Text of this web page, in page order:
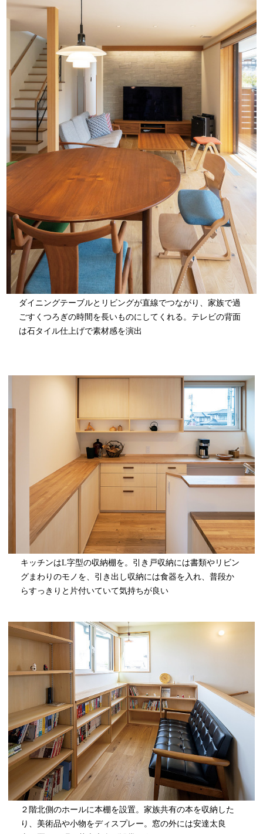
ダイニングテーブルとリビングが直線でつながり、家族で過
ごすくつろぎの時間を長いものにしてくれる。テレビの背面
は石タイル仕上げで素材感を演出
キッチンはL字型の収納棚を。引き戸収納には書類やリビン
グまわりのモノを、引き出し収納には食器を入れ、普段か
らすっきりと片付いていて気持ちが良い
２階北側のホールに本棚を設置。家族共有の本を収納した
り、美術品や小物をディスプレー。窓の外には安達太良